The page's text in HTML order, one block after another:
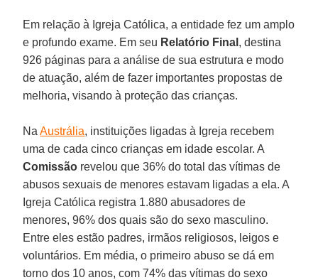
Em relação à Igreja Católica, a entidade fez um amplo
e profundo exame. Em seu Relatório Final , destina
926 páginas para a análise de sua estrutura e modo
de atuação, além de fazer importantes propostas de
melhoria, visando à proteção das crianças.
NaAustrália, instituições ligadas à Igreja recebem
uma de cada cinco crianças em idade escolar. A
Comissão revelou que 36% do total das vítimas de
abusos sexuais de menores estavam ligadas a ela. A
Igreja Católica registra 1.880 abusadores de
menores, 96% dos quais são do sexo masculino.
Entre eles estão padres, irmãos religiosos, leigos e
voluntários. Em média, o primeiro abuso se dá em
torno dos 10 anos, com 74% das vítimas do sexo